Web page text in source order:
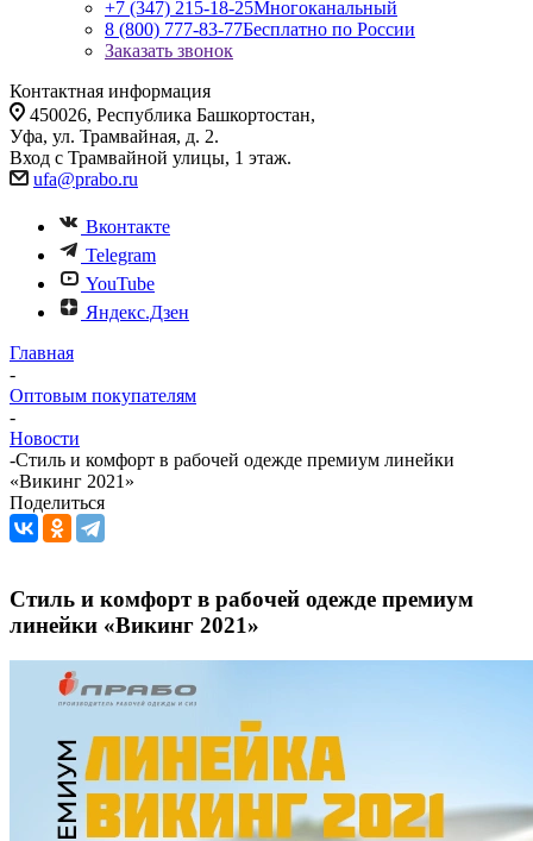
+7 (347) 215-18-25Многоканальный
8 (800) 777-83-77Бесплатно по России
Заказать звонок
Контактная информация
450026, Республика Башкортостан,
Уфа, ул. Трамвайная, д. 2.
Вход с Трамвайной улицы, 1 этаж.
ufa@prabo.ru
Вконтакте
Telegram
YouTube
Яндекс.Дзен
Главная
-
Оптовым покупателям
-
Новости
-Стиль и комфорт в рабочей одежде премиум линейки
«Викинг 2021»
Поделиться
Стиль и комфорт в рабочей одежде премиум
линейки «Викинг 2021»